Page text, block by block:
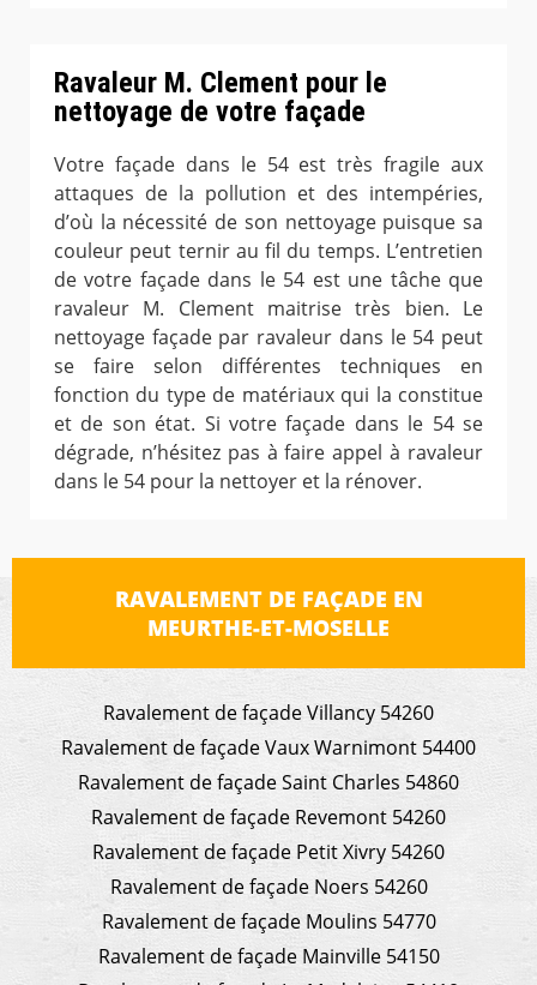
Ravaleur M. Clement pour le
nettoyage de votre façade
Votre façade dans le 54 est très fragile aux
attaques de la pollution et des intempéries,
d’où la nécessité de son nettoyage puisque sa
couleur peut ternir au fil du temps. L’entretien
de votre façade dans le 54 est une tâche que
ravaleur M. Clement maitrise très bien. Le
nettoyage façade par ravaleur dans le 54 peut
se faire selon différentes techniques en
fonction du type de matériaux qui la constitue
et de son état. Si votre façade dans le 54 se
dégrade, n’hésitez pas à faire appel à ravaleur
dans le 54 pour la nettoyer et la rénover.
RAVALEMENT DE FAÇADE EN
MEURTHE-ET-MOSELLE
Ravalement de façade Villancy 54260
Ravalement de façade Vaux Warnimont 54400
Ravalement de façade Saint Charles 54860
Ravalement de façade Revemont 54260
Ravalement de façade Petit Xivry 54260
Ravalement de façade Noers 54260
Ravalement de façade Moulins 54770
Ravalement de façade Mainville 54150